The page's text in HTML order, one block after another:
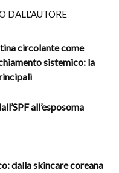
DALL'AUTORE
circolante come
sistemico: la
all’esposoma
dalla skincare coreana